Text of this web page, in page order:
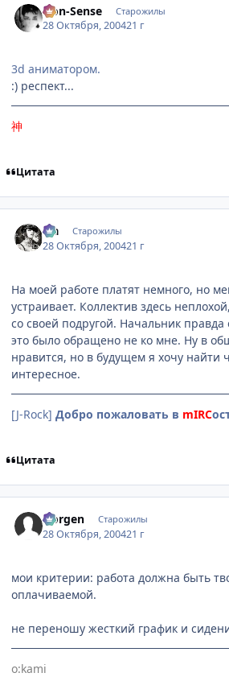
Non-Sense Старожилы
28 Октября, 200421 г
3d аниматором.
:) респект...
神
Цитата
Lia Старожилы
28 Октября, 200421 г
На моей работе платят немного, но
устраивает. Коллектив здесь
со своей подругой. Начальник правда
это было обращено не ко мне. Ну в
нравится, но в будущем я хочу найти
интересное.
[J-Rock] Добро пожаловать в mIRC
Цитата
Norgen Старожилы
28 Октября, 200421 г
мои критерии: работа должна быть
оплачиваемой.
не переношу жесткий график и
o:kami